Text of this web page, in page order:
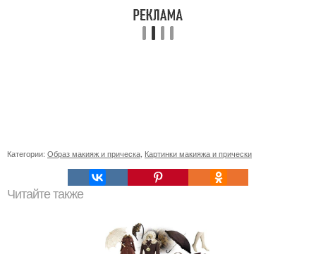
Категории: Образ макияж и прическа Картинки макияжа и прически
Читайте также